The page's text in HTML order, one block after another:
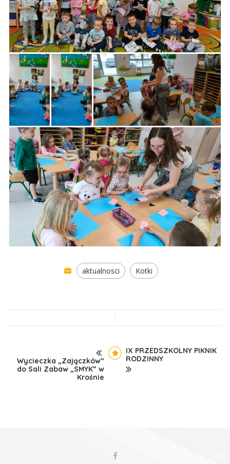
aktualnosci Kotki
Wycieczka „Zajączków”
do Sali Zabaw „SMYK” w
Krośnie
IX PRZEDSZKOLNY PIKNIK
RODZINNY